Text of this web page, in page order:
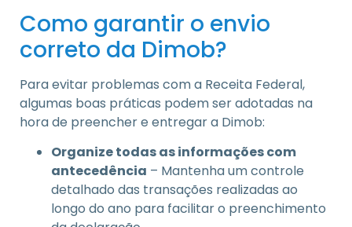
Como garantir o envio
correto da Dimob?
Para evitar problemas com a Receita Federal,
algumas boas práticas podem ser adotadas na
hora de preencher e entregar a Dimob:
Organize todas as informações com
antecedência – Mantenha um controle
detalhado das transações realizadas ao
longo do ano para facilitar o preenchimento